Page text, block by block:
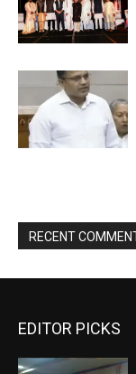
RECENT
EDITOR PICKS